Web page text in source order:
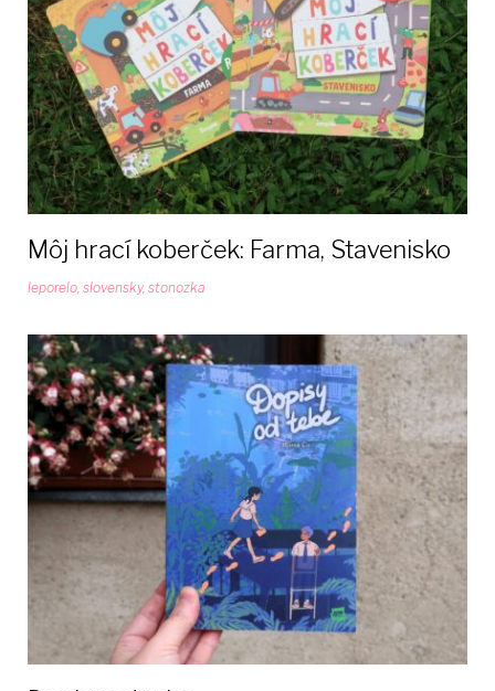
Môj hrací koberček: Farma, Stavenisko
leporelo slovensky, stonozka